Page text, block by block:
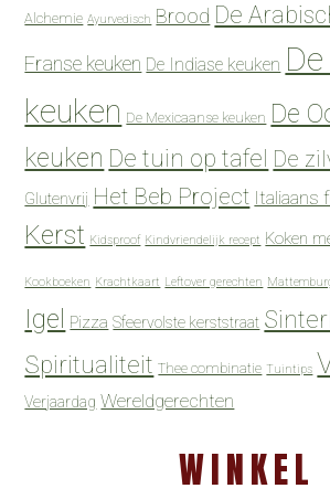
Alchemie Ayurvedisch Brood De
Franse keuken De Indiase keuken
keuken De Mexicaanse keuken De
keuken De tuin op tafel De
Glutenvrij Het Beb Project Italiaans
Kerst Kidsproof Kindvriendelijk recept Koken
Kookboeken Krachtkaart Leftover gerechten
Igel
Pizza Sfeervolste kerststraat
Spiritualiteit Thee combinatie Tuintips
Verjaardag Wereldgerechten
WINKEL